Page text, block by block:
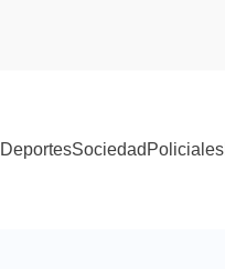
DeportesSociedad Policiales